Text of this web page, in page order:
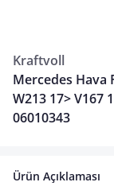
Kraftvoll
Mercedes Hava
W213 17> V167
06010343
Ürün Açıklaması